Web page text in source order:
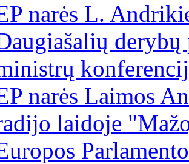
narės L.
derybų
narės Laimos
laidoje